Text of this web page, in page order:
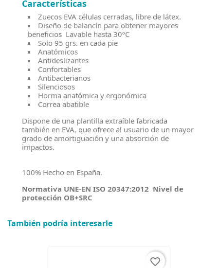
Características
Zuecos EVA células cerradas, libre de látex.
Diseño de balancín para obtener mayores
beneficios Lavable hasta 30ºC
Solo 95 grs. en cada pie
Anatómicos
Antideslizantes
Confortables
Antibacterianos
Silenciosos
Horma anatómica y ergonómica
Correa abatible
Dispone de una plantilla extraíble fabricada
también en EVA, que ofrece al usuario de un mayor
grado de amortiguación y una absorción de
impactos.
100% Hecho en España.
Normativa UNE-EN ISO 20347:2012 Nivel de
protección OB+SRC
También podría interesarle
favorite_border